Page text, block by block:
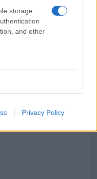
storage
and other
Privacy Policy